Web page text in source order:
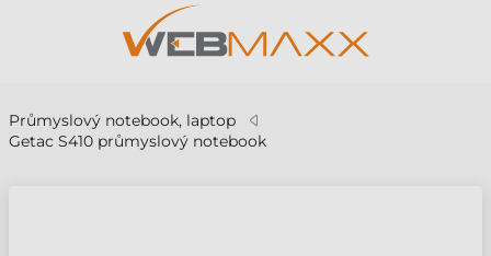
Průmyslový notebook, laptop
Getac S410 průmyslový notebook